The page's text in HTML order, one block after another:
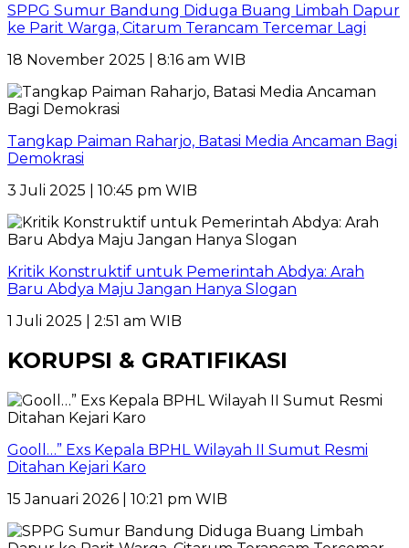
SPPG Sumur Bandung Diduga Buang Limbah Dapur
ke Parit Warga, Citarum Terancam Tercemar Lagi
18 November 2025 | 8:16 am WIB
Tangkap Paiman Raharjo, Batasi Media Ancaman Bagi
Demokrasi
3 Juli 2025 | 10:45 pm WIB
Kritik Konstruktif untuk Pemerintah Abdya: Arah
Baru Abdya Maju Jangan Hanya Slogan
1 Juli 2025 | 2:51 am WIB
KORUPSI & GRATIFIKASI
Gooll…” Exs Kepala BPHL Wilayah II Sumut Resmi
Ditahan Kejari Karo
15 Januari 2026 | 10:21 pm WIB